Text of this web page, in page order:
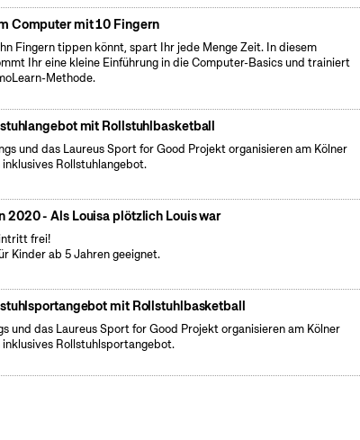
Computer mit 10 Fingern
Fingern tippen könnt, spart Ihr jede Menge Zeit. In diesem
Ihr eine kleine Einführung in die Computer-Basics und trainiert
Methode.
mit Rollstuhlbasketball
und das Laureus Sport for Good Projekt organisieren am Kölner
Rollstuhlangebot.
2020 - Als Louisa plötzlich Louis war
frei!
Kinder ab 5 Jahren geeignet.
mit Rollstuhlbasketball
und das Laureus Sport for Good Projekt organisieren am Kölner
Rollstuhlsportangebot.